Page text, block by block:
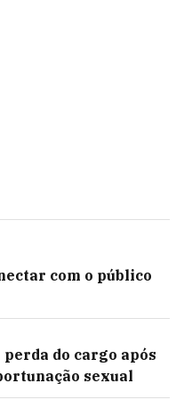
com o público
perda do cargo após
sexual